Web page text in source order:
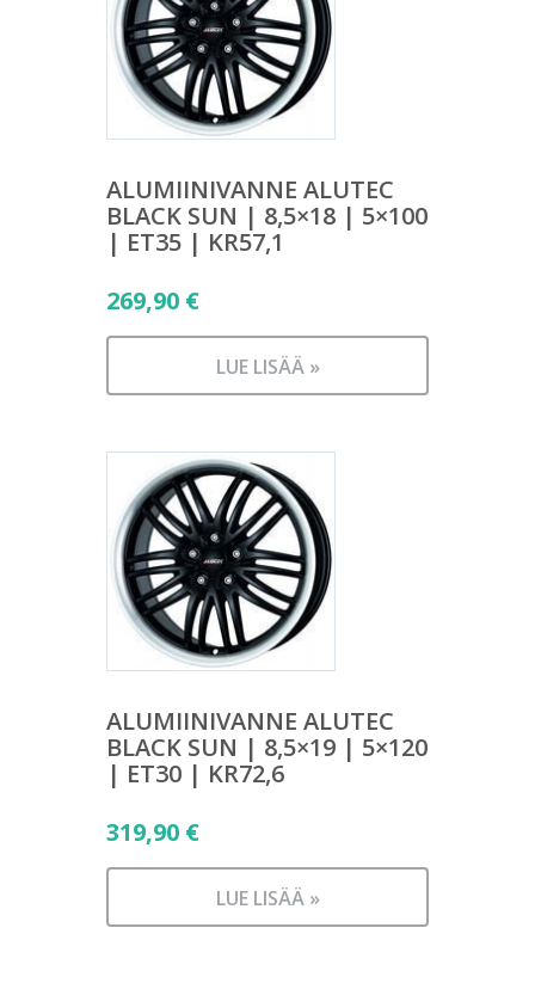
ALUMIINIVANNE ALUTEC
BLACK SUN | 8,5×18 | 5×100
| ET35 | KR57,1
269,90 €
LUE LISÄÄ »
ALUMIINIVANNE ALUTEC
BLACK SUN | 8,5×19 | 5×120
| ET30 | KR72,6
319,90 €
LUE LISÄÄ »